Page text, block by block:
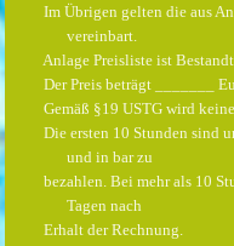
Im Übrigen gelten die aus
vereinbart.
Anlage Preisliste ist
Der Preis beträgt _______
Gemäß §19 USTG wird keine
Die ersten 10 Stunden sind
und in bar zu
bezahlen. Bei mehr als 10
Tagen nach
Erhalt der Rechnung.